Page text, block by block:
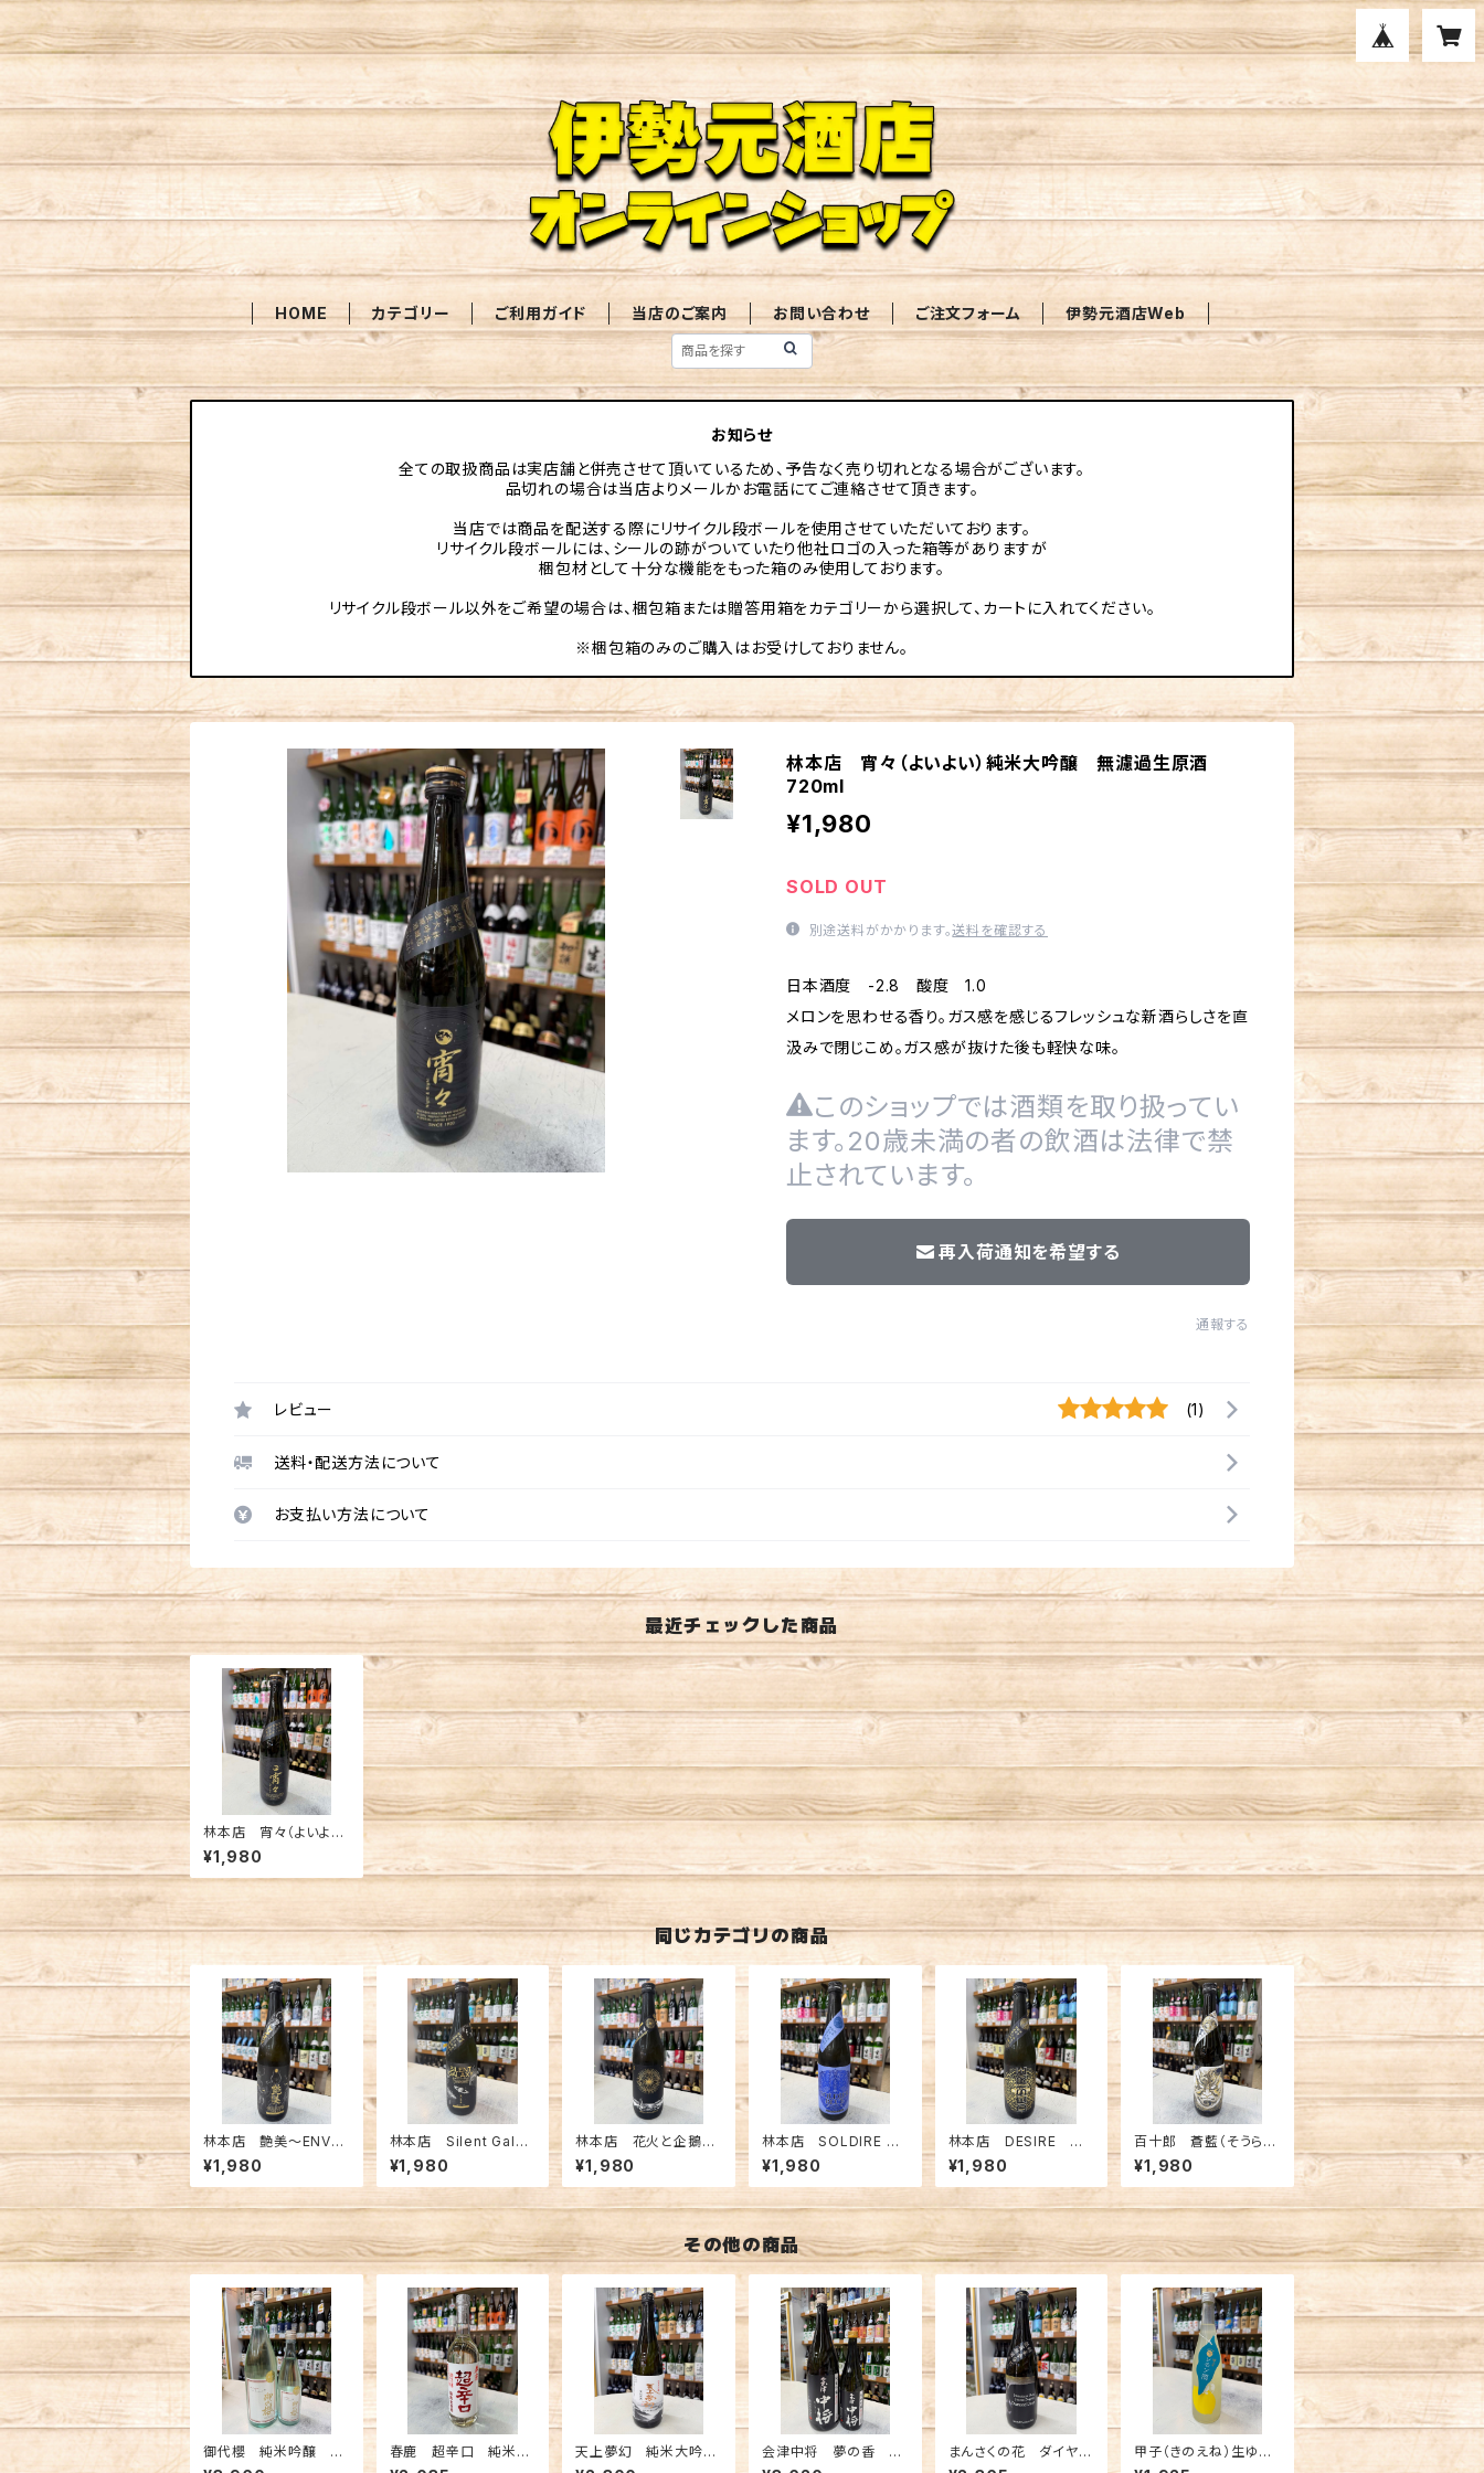
HOME カテゴリー ご利用ガイド 当店のご案内 お問い合わせ ご注文フォーム 伊勢元酒店Web
お知らせ
全ての取扱商品は実店舗と併売させて頂いているため、予告なく売り切れとなる場合がございます。
品切れの場合は当店よりメールかお電話にてご連絡させて頂きます。
当店では商品を配送する際にリサイクル段ボールを使用させていただいております。
リサイクル段ボールには、シールの跡がついていたり他社ロゴの入った箱等がありますが
梱包材として十分な機能をもった箱のみ使用しております。
リサイクル段ボール以外をご希望の場合は、梱包箱または贈答用箱をカテゴリーから選択して、カートに入れてください。
※梱包箱のみのご購入はお受けしておりません。
林本店 宵々（よいよい）純米大吟醸 無濾過生原酒
720ml
¥1,980
SOLD OUT
別途送料がかかります。送料を確認する
日本酒度 -2.8 酸度 1.0
メロンを思わせる香り。ガス感を感じるフレッシュな新酒らしさを直
汲みで閉じこめ。ガス感が抜けた後も軽快な味。
このショップでは酒類を取り扱ってい
ます。20歳未満の者の飲酒は法律で禁
止されています。
再入荷通知を希望する
通報する
レビュー (1)
送料・配送方法について
お支払い方法について
最近チェックした商品
林本店 宵々（よいよ
い）純米大吟醸 無濾
過生原酒 720ml
¥1,980
同じカテゴリの商品
林本店 艶美〜ENVY~
純米大吟醸無濾過生
原酒 720ml
¥1,980
林本店 Silent Galax
y 純米大吟醸 無濾
過生原酒 720ml
¥1,980
林本店 花火と企鵝
（ペンギン）純米大吟醸
無濾過生原酒 720ml
¥1,980
林本店 SOLDIRE BL
UE 純米大吟醸無濾
過生原酒 720ml
¥1,980
林本店 DESIRE 寿
限無 純米大吟醸無濾
過生原酒 720ml
¥1,980
百十郎 蒼藍（そうら
ん）純米大吟醸 720m
l¥1,980
その他の商品
御代櫻 純米吟醸 Pr
ologe 1800ml
春鹿 超辛口 純米生
原酒 720ml
天上夢幻 純米大吟
醸 生詰熟成 720ml
会津中将 夢の香 純
米吟醸 1800ml
まんさくの花 ダイヤモ
ンドドロップ 純米大吟
甲子（きのえね）生ゆず
酒 720ml